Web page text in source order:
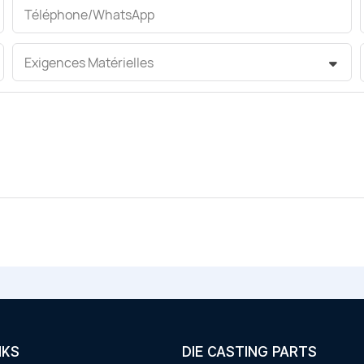
Téléphone/WhatsApp
Exigences Matérielles
DIE CASTING PARTS